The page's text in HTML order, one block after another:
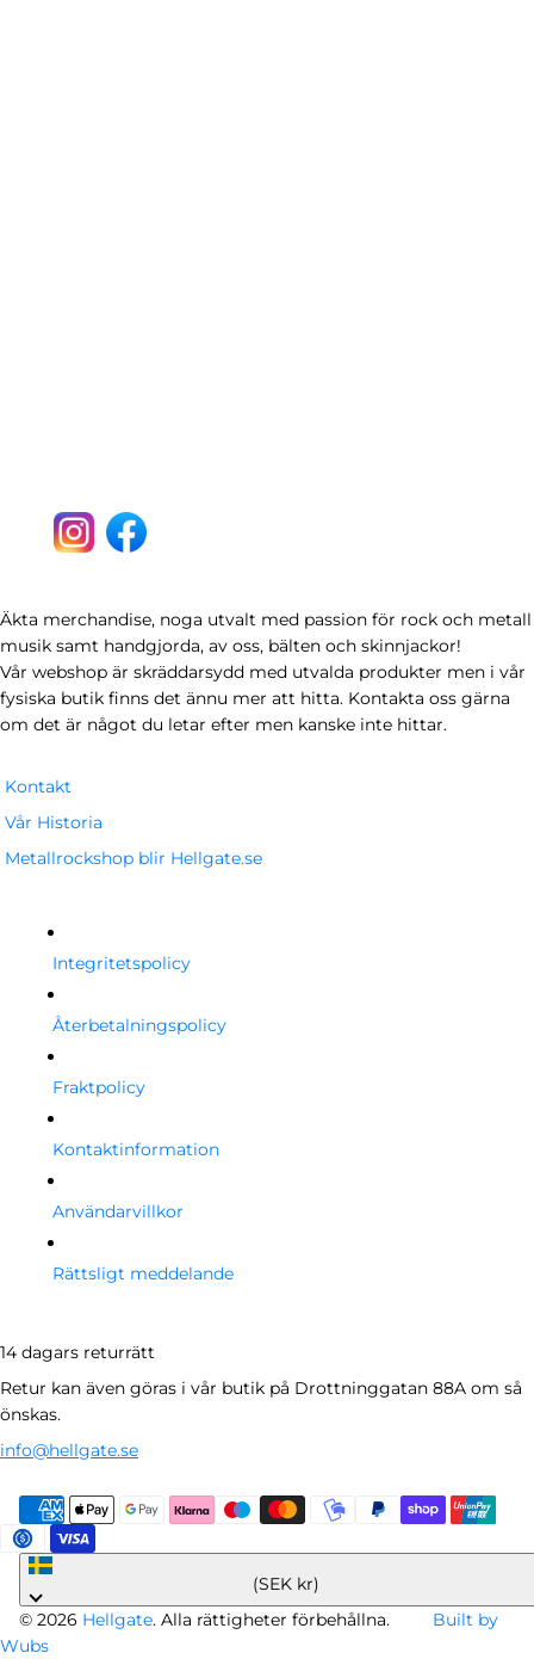
Äkta merchandise, noga utvalt med passion för rock och metall
musik samt handgjorda, av oss, bälten och skinnjackor!
Vår webshop är skräddarsydd med utvalda produkter men i vår
fysiska butik finns det ännu mer att hitta. Kontakta oss gärna
om det är något du letar efter men kanske inte hittar.
Kontakt
Vår Historia
Metallrockshop blir Hellgate.se
Integritetspolicy
Återbetalningspolicy
Fraktpolicy
Kontaktinformation
Användarvillkor
Rättsligt meddelande
14 dagars returrätt
Retur kan även göras i vår butik på Drottninggatan 88A om så
önskas.
info@hellgate.se
Sverige
(SEK kr)
© 2026 Hellgate. Alla rättigheter förbehållna.
Built by
Wubs